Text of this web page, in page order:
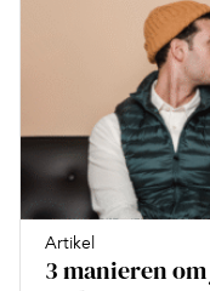
Artikel
3 manieren